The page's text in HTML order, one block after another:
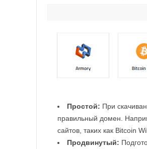
Простой: При
правильный домен.
сайтов, таких как Bitcoin
Продвинутый: